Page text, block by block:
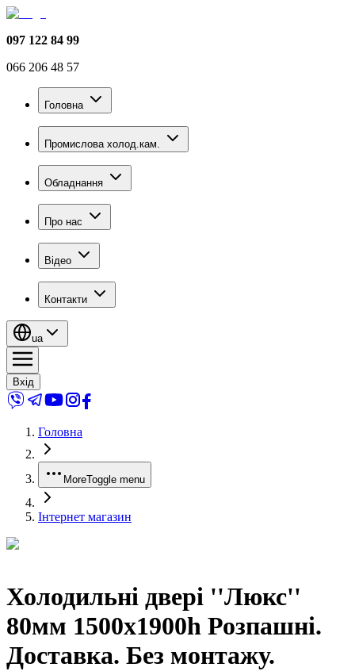
097 122 84 99
066 206 48 57
Головна
Промислова холод.кам.
Обладнання
Про нас
Відео
Контакти
ua
Вхід
Головна
MoreToggle menu
Інтернет магазин
Холодильні двері ''Люкс''
80мм 1500x1900h Розпашні.
Доставка. Без монтажу.